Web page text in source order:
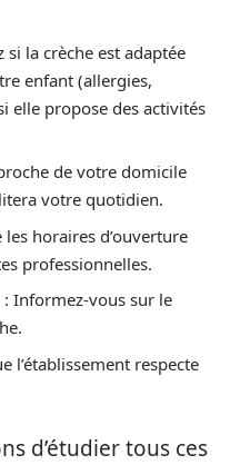
si la crèche est adaptée
enfant (allergies,
elle propose des activités
de votre domicile
votre quotidien.
les horaires d’ouverture
professionnelles.
: Informez-vous sur le
l’établissement respecte
d’étudier tous ces